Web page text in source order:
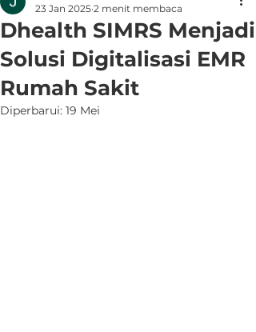
Dhealth SIMRS Menjadi
Solusi Digitalisasi EMR
Rumah Sakit
23 Jan 2025 2 menit membaca
Diperbarui: 19 Mei